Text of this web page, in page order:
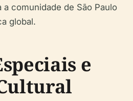
comunidade de São Paulo
global.
e